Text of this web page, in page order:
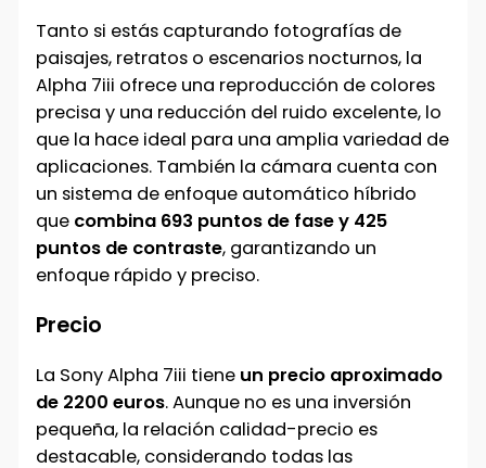
Tanto si estás capturando fotografías de
paisajes, retratos o escenarios nocturnos, la
Alpha 7iii ofrece una reproducción de colores
precisa y una reducción del ruido excelente, lo
que la hace ideal para una amplia variedad de
aplicaciones. También la cámara cuenta con
un sistema de enfoque automático híbrido
que combina 693 puntos de fase y 425
puntos de contraste, garantizando un
enfoque rápido y preciso.
Precio
La Sony Alpha 7iii tiene un precio aproximado
de 2200 euros. Aunque no es una inversión
pequeña, la relación calidad-precio es
destacable, considerando todas las